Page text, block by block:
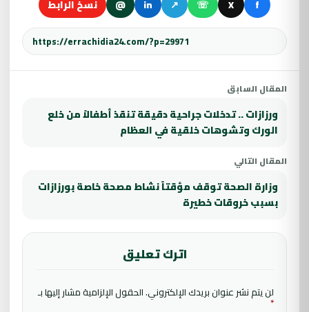
f
X
☏
↗
in
@ نسخ الرابط
المقال السابق
ورزازات .. تدخلات جراحية دقيقة تنقذ أطفالاً من خلع
الورك وتشوهات خلقية في العظام
المقال التالي
وزارة الصحة توقف مؤقتاً نشاط مصحة خاصة بورزازات
بسبب خروقات خطيرة
اترك تعليق
لن يتم نشر عنوان بريدك الإلكتروني.الحقول الإلزامية مشار إليها بـ
*